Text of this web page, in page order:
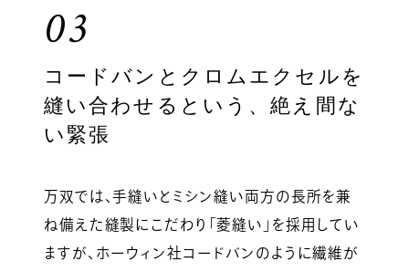
03
コードバンとクロムエクセルを
縫い合わせるという、絶え間な
い緊張
万双では、手縫いとミシン縫い両方の長所を兼
ね備えた縫製にこだわり「菱縫い」を採用してい
ますが、ホーウィン社コードバンのように繊維が